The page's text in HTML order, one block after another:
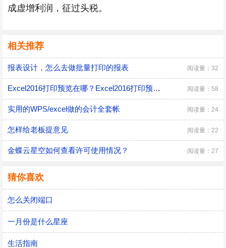
成虚增利润，征过头税。
相关推荐
报表设计，怎么去做批量打印的报表 阅读量：32
Excel2016打印预览在哪？Excel2016打印预览教程 阅读量：58
实用的WPS/excel做的会计全套帐 阅读量：24
怎样给老板提意见 阅读量：22
金蝶云星空如何查看许可使用情况？ 阅读量：27
猜你喜欢
怎么关闭端口
一月份是什么星座
生活指南